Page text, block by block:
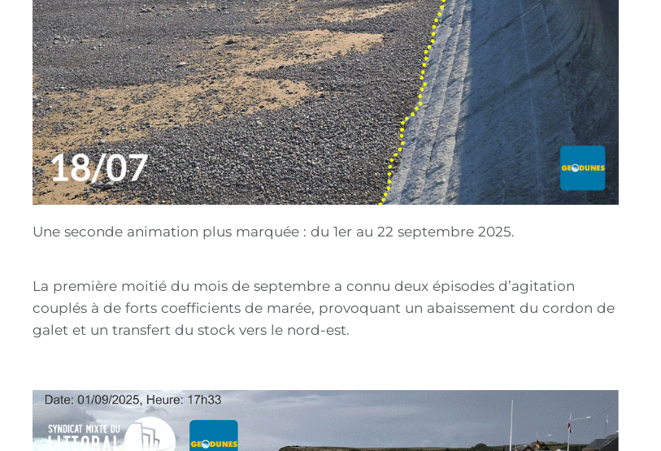
Une seconde animation plus marquée : du 1er au 22 septembre 2025.
La première moitié du mois de septembre a connu deux épisodes d’agitation
couplés à de forts coefficients de marée, provoquant un abaissement du cordon de
galet et un transfert du stock vers le nord-est.